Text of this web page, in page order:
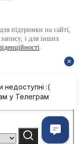
підтримки на сайті,
і для інших
Шукати